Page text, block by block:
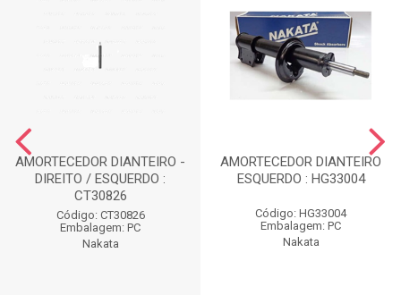
AMORTECEDOR DIANTEIRO -
DIREITO / ESQUERDO :
CT30826
Código: CT30826
Embalagem: PC
Nakata
AMORTECEDOR DIANTEIRO
ESQUERDO : HG33004
Código: HG33004
Embalagem: PC
Nakata